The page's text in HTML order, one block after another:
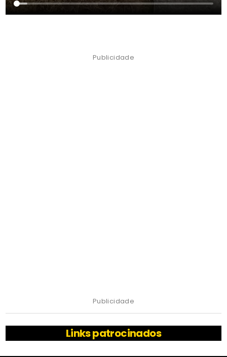
Publicidade
Publicidade
Links patrocinados